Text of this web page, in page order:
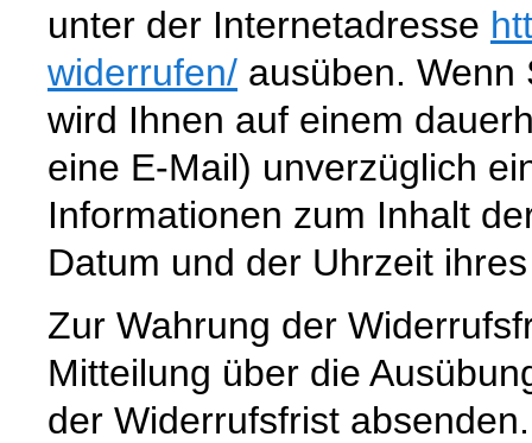
unter der Internetadresse
widerrufen/ ausüben. Wenn
wird Ihnen auf einem
eine E-Mail) unverzüglich
Informationen zum Inhalt
Datum und der Uhrzeit
Zur Wahrung der
Mitteilung über die
der Widerrufsfrist absenden.